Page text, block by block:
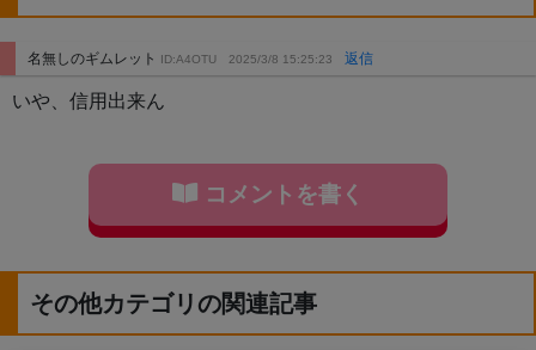
名無しのギムレット ID:A4OTU 2025/3/8 15:25:23 返信
いや、信用出来ん
コメントを書く
その他カテゴリの関連記事